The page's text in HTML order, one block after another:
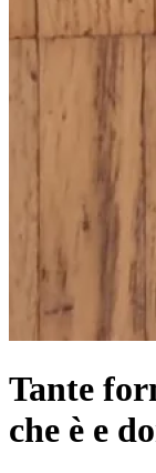
Tante
che è e